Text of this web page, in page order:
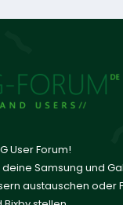
User Forum!
Samsung und
austauschen oder